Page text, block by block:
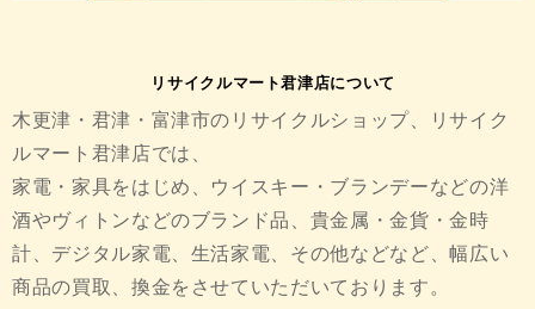
リサイクルマート君津店について
木更津・君津・富津市のリサイクルショップ、リサイク
ルマート君津店では、
家電・家具をはじめ、ウイスキー・ブランデーなどの洋
酒やヴィトンなどのブランド品、貴金属・金貨・金時
計、デジタル家電、生活家電、その他などなど、幅広い
商品の買取、換金をさせていただいております。